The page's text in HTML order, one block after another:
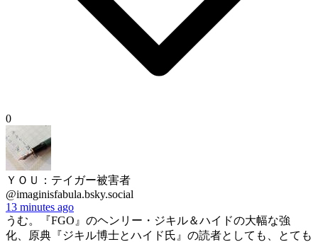
0
ＹＯＵ：テイガー被害者
@imaginisfabula.bsky.social
13 minutes ago
うむ。『FGO』のヘンリー・ジキル＆ハイドの大幅な強
化、原典『ジキル博士とハイド氏』の読者としても、とても